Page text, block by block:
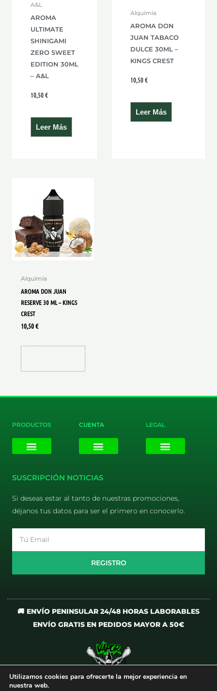
A&L
AROMA
ULTIMATE
SHINIGAMI
ZERO SWEET
EDITION 30ML
– A&L
10,50€
Leer Más
Alquimia
AROMA DON
JUAN TABACO
DULCE 30ML –
KINGS CREST
10,50€
Leer Más
Alquimia
AROMA DON JUAN
RESERVE 30 ML – KINGS
CREST
10,50€
PRODUCTOS CUENTA LEGAL
SUSCRIPCIÓN NOTICIAS
Si deseas estar al tanto de nuestras promociones,
déjanos tus datos para ser el primero en conocerlo.
REGISTRO
🚚 ENVÍO PENINSULAR 24/48 HORAS LABORABLES
ENVÍO GRATIS EN PEDIDOS MAYOR A 50€
Utilizamos cookies para ofrecerte la mejor experiencia en
nuestra web.